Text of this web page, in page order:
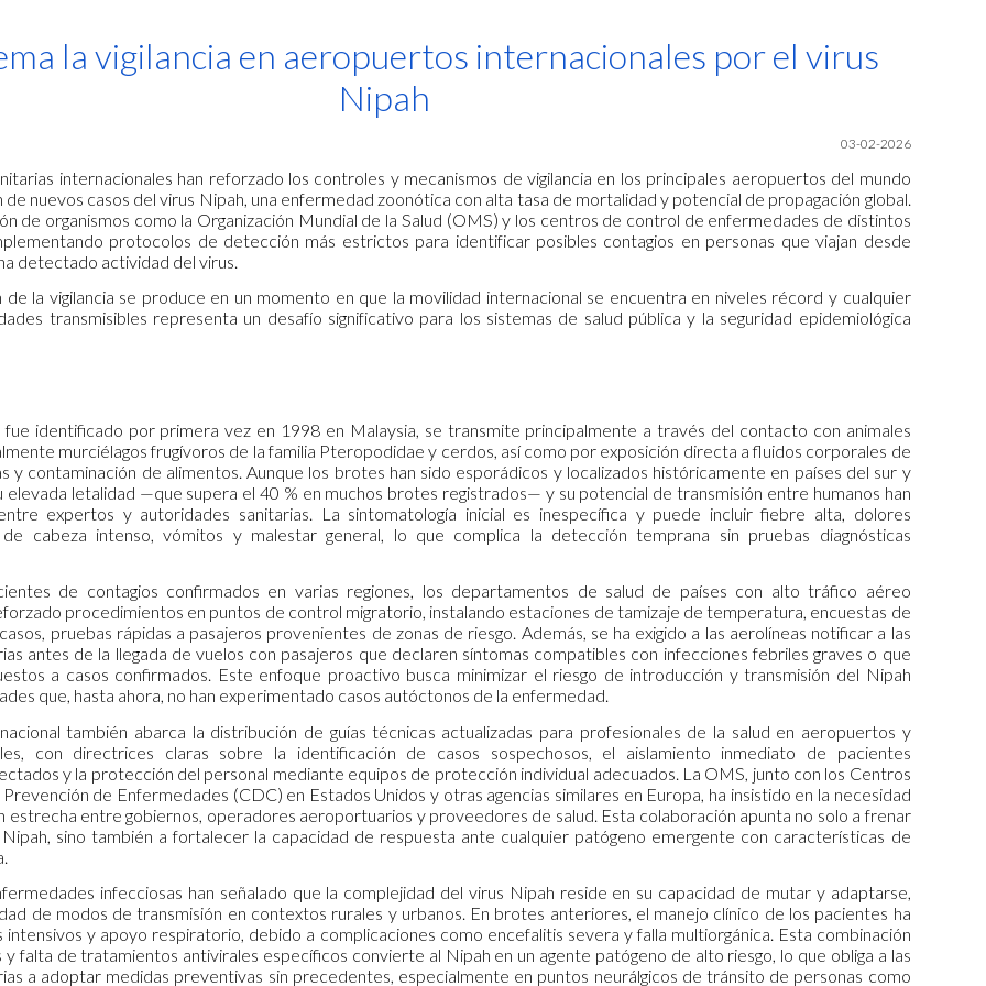
to main content Skip to navigation
la vigilancia en aeropuertos internacionales por el virus
Nipah
03-02-2026
internacionales han reforzado los controles y mecanismos de vigilancia en los principales aeropuertos del mundo
nuevos casos del virus Nipah, una enfermedad zoonótica con alta tasa de mortalidad y potencial de propagación global.
de organismos como la Organización Mundial de la Salud (OMS) y los centros de control de enfermedades de distintos
protocolos de detección más estrictos para identificar posibles contagios en personas que viajan desde
detectado actividad del virus.
de la vigilancia se produce en un momento en que la movilidad internacional se encuentra en niveles récord y cualquier
transmisibles representa un desafío significativo para los sistemas de salud pública y la seguridad epidemiológica
fue identificado por primera vez en 1998 en Malaysia, se transmite principalmente a través del contacto con animales
murciélagos frugívoros de la familia Pteropodidae y cerdos, así como por exposición directa a fluidos corporales de
y contaminación de alimentos. Aunque los brotes han sido esporádicos y localizados históricamente en países del sur y
elevada letalidad —que supera el 40 % en muchos brotes registrados— y su potencial de transmisión entre humanos han
expertos y autoridades sanitarias. La sintomatología inicial es inespecífica y puede incluir fiebre alta, dolores
de cabeza intenso, vómitos y malestar general, lo que complica la detección temprana sin pruebas diagnósticas
de contagios confirmados en varias regiones, los departamentos de salud de países con alto tráfico aéreo
procedimientos en puntos de control migratorio, instalando estaciones de tamizaje de temperatura, encuestas de
pruebas rápidas a pasajeros provenientes de zonas de riesgo. Además, se ha exigido a las aerolíneas notificar a las
antes de la llegada de vuelos con pasajeros que declaren síntomas compatibles con infecciones febriles graves o que
a casos confirmados. Este enfoque proactivo busca minimizar el riesgo de introducción y transmisión del Nipah
que, hasta ahora, no han experimentado casos autóctonos de la enfermedad.
también abarca la distribución de guías técnicas actualizadas para profesionales de la salud en aeropuertos y
con directrices claras sobre la identificación de casos sospechosos, el aislamiento inmediato de pacientes
y la protección del personal mediante equipos de protección individual adecuados. La OMS, junto con los Centros
de Enfermedades (CDC) en Estados Unidos y otras agencias similares en Europa, ha insistido en la necesidad
estrecha entre gobiernos, operadores aeroportuarios y proveedores de salud. Esta colaboración apunta no solo a frenar
sino también a fortalecer la capacidad de respuesta ante cualquier patógeno emergente con características de
infecciosas han señalado que la complejidad del virus Nipah reside en su capacidad de mutar y adaptarse,
de modos de transmisión en contextos rurales y urbanos. En brotes anteriores, el manejo clínico de los pacientes ha
intensivos y apoyo respiratorio, debido a complicaciones como encefalitis severa y falla multiorgánica. Esta combinación
y falta de tratamientos antivirales específicos convierte al Nipah en un agente patógeno de alto riesgo, lo que obliga a las
a adoptar medidas preventivas sin precedentes, especialmente en puntos neurálgicos de tránsito de personas como